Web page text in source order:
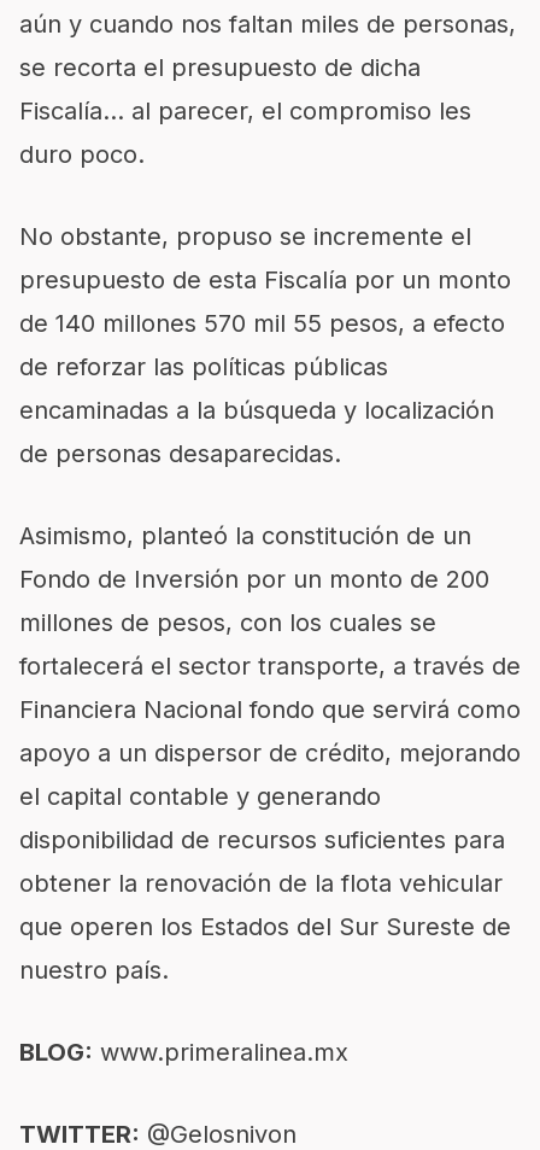
aún y cuando nos faltan miles de personas,
se recorta el presupuesto de dicha
Fiscalía… al parecer, el compromiso les
duro poco.
No obstante, propuso se incremente el
presupuesto de esta Fiscalía por un monto
de 140 millones 570 mil 55 pesos, a efecto
de reforzar las políticas públicas
encaminadas a la búsqueda y localización
de personas desaparecidas.
Asimismo, planteó la constitución de un
Fondo de Inversión por un monto de 200
millones de pesos, con los cuales se
fortalecerá el sector transporte, a través de
Financiera Nacional fondo que servirá como
apoyo a un dispersor de crédito, mejorando
el capital contable y generando
disponibilidad de recursos suficientes para
obtener la renovación de la flota vehicular
que operen los Estados del Sur Sureste de
nuestro país.
BLOG: www.primeralinea.mx
TWITTER: @Gelosnivon